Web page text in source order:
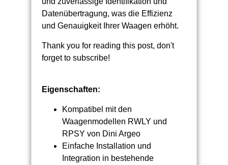
Datenübertragung, was die Effizienz
und Genauigkeit Ihrer Waagen erhöht.
Thank you for reading this post, don't
forget to subscribe!
Eigenschaften:
Kompatibel mit den
Waagenmodellen RWLY und
RPSY von Dini Argeo
Einfache Installation und
Integration in bestehende